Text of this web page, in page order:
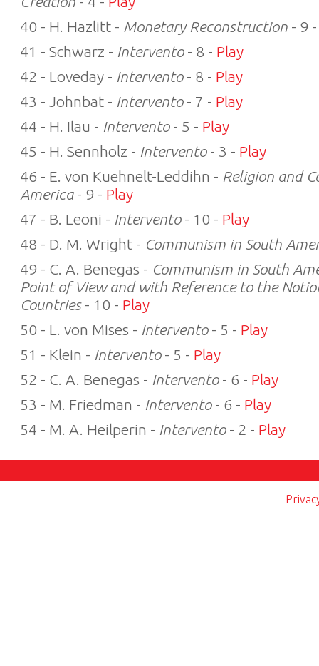
40 - H. Hazlitt - Monetary Reconstruction - 9
41 - Schwarz - Intervento- 8 - Play
42 - Loveday - Intervento- 8 - Play
43 - Johnbat - Intervento- 7 - Play
44 - H. Ilau - Intervento- 5 - Play
45 - H. Sennholz - Intervento- 3 - Play
46 - E. von Kuehnelt-Leddihn - Religion and
America- 9 - Play
47 - B. Leoni - Intervento- 10 - Play
48 - D. M. Wright - Communism in South
49 - C. A. Benegas - Communism in South
Point of View and with Reference to the
Countries- 10 - Play
50 - L. von Mises - Intervento- 5 - Play
51 - Klein - Intervento- 5 - Play
52 - C. A. Benegas - Intervento- 6 - Play
53 - M. Friedman - Intervento- 6 - Play
54 - M. A. Heilperin - Intervento- 2 - Play